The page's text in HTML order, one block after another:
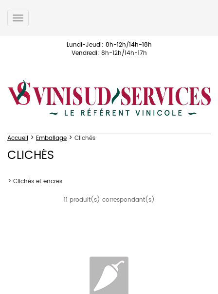
Toggle
navigation
Lundi-Jeudi: 8h-12h/14h-18h
Vendredi: 8h-12h/14h-17h
Accueil > Emballage > Clichés
CLICHÉS
Clichés et encres
11 produit(s) correspondant(s)